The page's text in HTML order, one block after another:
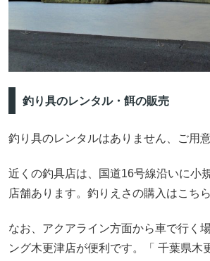
釣り具のレンタル・餌の販売
釣り具のレンタルはありません、ご用意
近くの釣具店は、国道16号線沿いに小
店舗あります。釣りえさの購入はこち
なお、アクアライン方面から車で行く
ング木更津店が便利です。「 千葉県木